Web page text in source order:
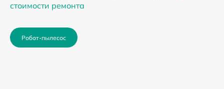
стоимости ремонта
Робот-пылесос